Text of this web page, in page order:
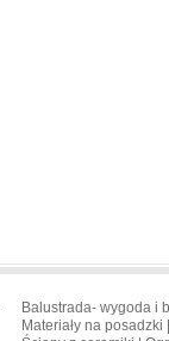
Balustrada- wygoda i
Materiały na posadzki